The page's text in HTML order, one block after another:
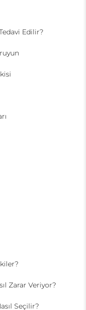
Edilir?
Zarar Veriyor?
Seçilir?